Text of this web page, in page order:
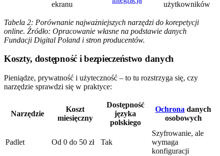
ekranu
użytkowników
Tabela 2: Porównanie najważniejszych narzędzi do korepetycji
online. Źródło: Opracowanie własne na podstawie danych
Fundacji Digital Poland i stron producentów.
Koszty, dostępność i bezpieczeństwo danych
Pieniądze, prywatność i użyteczność – to tu rozstrzyga się, czy
narzędzie sprawdzi się w praktyce:
Narzędzie
Koszt
miesięczny
Dostępność
języka
polskiego
Ochrona danych
osobowych
Padlet Od 0 do 50 zł Tak
Szyfrowanie, ale
wymaga
konfiguracji